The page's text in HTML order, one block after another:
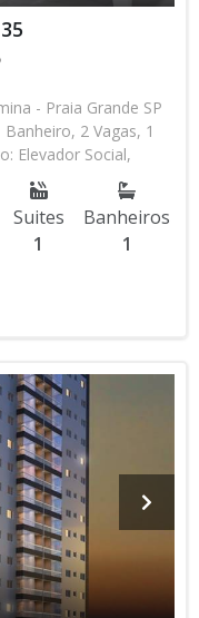
- Praia Grande SP
2 Vagas, 1
Elevador Social,
Individual, Piscina,
Gourmet, Academia,
com a
de R$
podem
entrando em
Suites
1
Banheiros
1